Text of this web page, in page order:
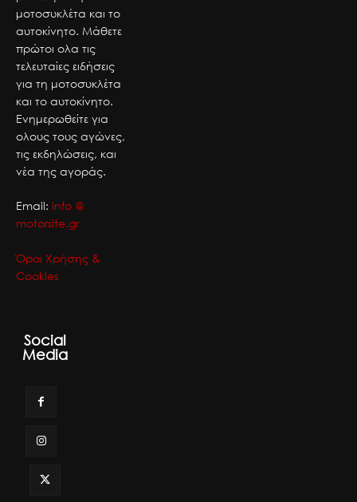
μοτοσυκλέτα και το
αυτοκίνητο. Μάθετε
πρώτοι ολα τις
τελευταίες ειδήσεις
για τη μοτοσυκλέτα
και το αυτοκίνητο.
Ενημερωθείτε για
ολους τους αγώνες,
τις εκδηλώσεις, και
νέα της αγοράς.
Email: info @
motorsite.gr
Όροι Χρήσης &
Cookies
Social
Media